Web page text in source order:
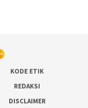
KODE ETIK
REDAKSI
DISCLAIMER